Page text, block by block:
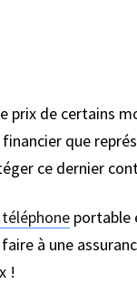
de certains
que
ce dernier
portable
à une
!